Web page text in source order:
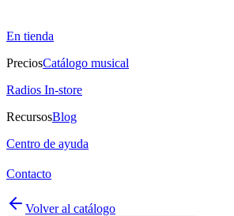
En tienda
PreciosCatálogo musical
Radios In-store
RecursosBlog
Centro de ayuda
Contacto
Volver al catálogo